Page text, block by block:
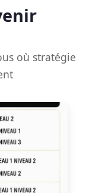
où stratégie